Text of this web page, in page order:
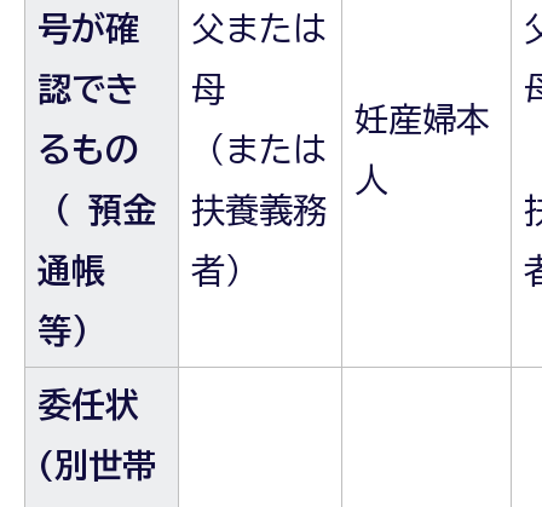
号が確
認でき
るもの
（ 預金
通帳
等）
父または
母
（または
扶養義務
者）
妊産婦本
人
委任状
(別世帯